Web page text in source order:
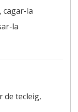
cagar-la
la
de tecleig,